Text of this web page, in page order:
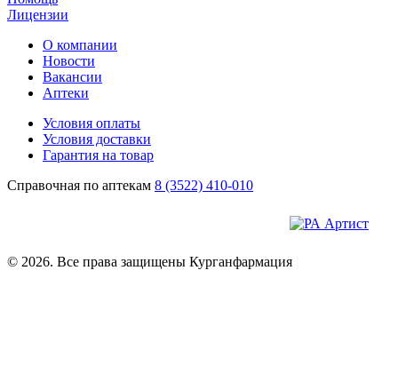
Лицензии
О компании
Новости
Вакансии
Аптеки
Условия оплаты
Условия доставки
Гарантия на товар
Справочная по аптекам 8 (3522) 410-010
© 2026. Все права защищены Курганфармация